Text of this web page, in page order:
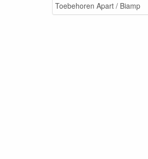
Toebehoren Apart / Biamp